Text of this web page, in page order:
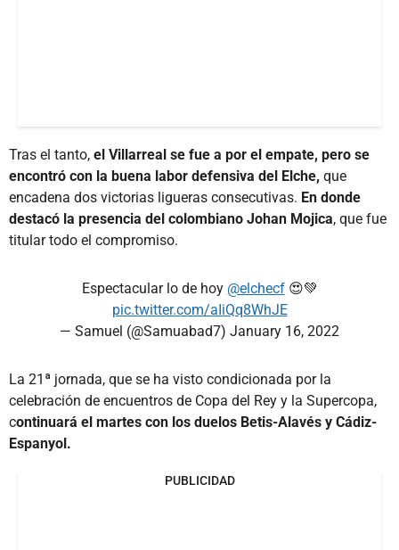
Tras el tanto, el Villarreal se fue a por el empate, pero se
encontró con la buena labor defensiva del Elche, que
encadena dos victorias ligueras consecutivas. En donde
destacó la presencia del colombiano Johan Mojica, que fue
titular todo el compromiso.
Espectacular lo de hoy @elchecf😍💚
pic.twitter.com/aIiQq8WhJE
— Samuel (@Samuabad7) January 16, 2022
La 21ª jornada, que se ha visto condicionada por la
celebración de encuentros de Copa del Rey y la Supercopa,
continuará el martes con los duelos Betis-Alavés y Cádiz-
Espanyol.
PUBLICIDAD